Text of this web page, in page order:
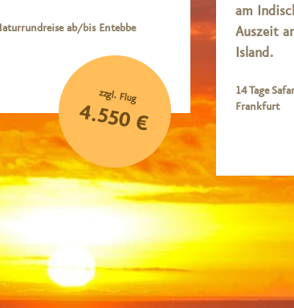
ab/bis Entebbe
zzgl. Flug
4.550 €
am
Auszeit
Island.
14 Tage
Frankfurt